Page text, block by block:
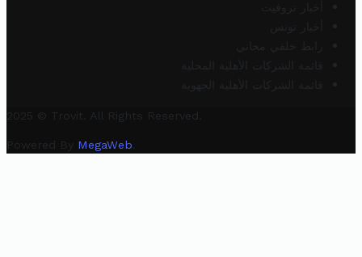
أخبار تروفيت
أخبار تونس
رابط خلفي مجاني
قائمة الشركات الأهلية المحلية
قائمة الشركات الأهلية الجهوية
2025 © Trovit. All Rights Reserved.
Powered By MegaWeb